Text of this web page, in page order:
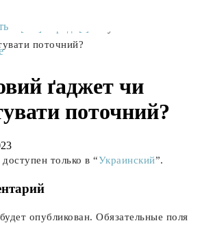
поточний?
ґаджет чи
поточний?
только в “Украинский”.
опубликован. Обязательные поля